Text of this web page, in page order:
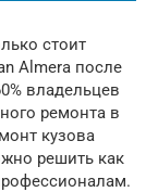
стоит
Almera после
владельцев
ремонта в
кузова
решить как